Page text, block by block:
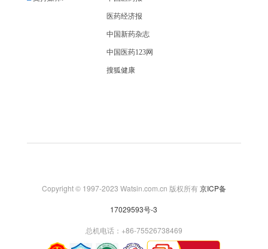
医药经济报
中国新药杂志
中国医药123网
搜狐健康
Copyright © 1997-2023 Watsin.com.cn 版权所有京ICP备
17029593号-3
总机电话：+86-75526738469